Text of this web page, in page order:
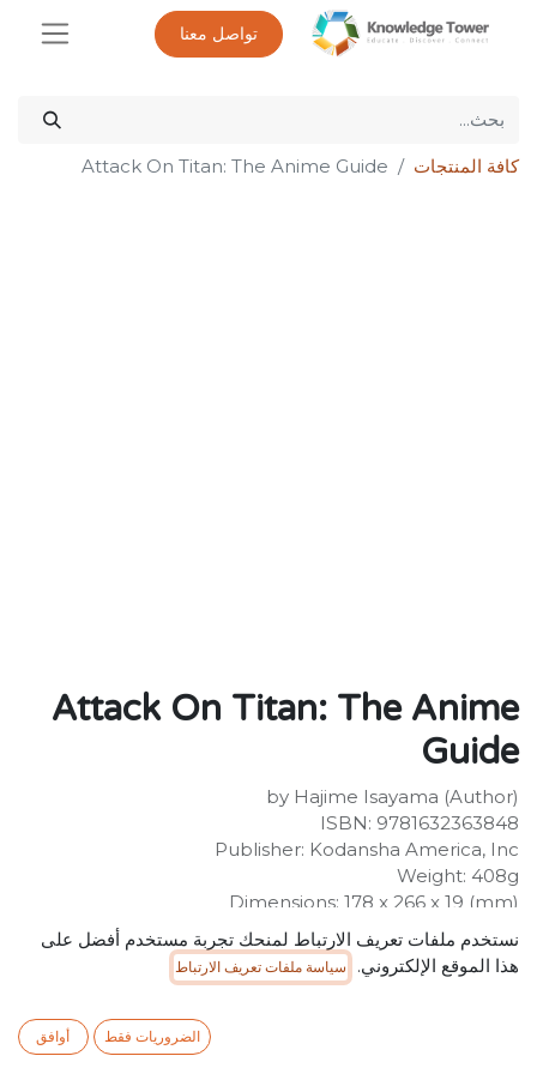
تواصل معنا
كافة المنتجات Attack On Titan: The Anime Guide
Attack On Titan: The Anime
Guide
by Hajime Isayama (Author)
ISBN: 9781632363848
Publisher: Kodansha America, Inc
Weight: 408g
Dimensions: 178 x 266 x 19 (mm)
Description:
This indispensable guide collects never-before-seen
artwork, interviews with creators and in-depth analysis
secrets! Also includes beautiful full-colour illustrations.
نستخدم ملفات تعريف الارتباط لمنحك تجربة مستخدم أفضل على
هذا الموقع الإلكتروني.
سياسة ملفات تعريف الارتباط
الضروريات فقط أوافق